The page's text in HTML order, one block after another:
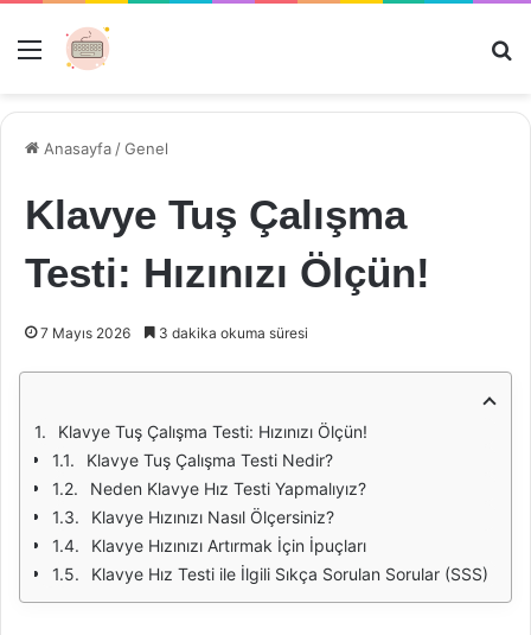
Menü
Anasayfa /Genel
Klavye Tuş Çalışma
Testi: Hızınızı Ölçün!
7 Mayıs 2026 3 dakika okuma süresi
Klavye Tuş Çalışma Testi: Hızınızı Ölçün!
Klavye Tuş Çalışma Testi Nedir?
Neden Klavye Hız Testi Yapmalıyız?
Klavye Hızınızı Nasıl Ölçersiniz?
Klavye Hızınızı Artırmak İçin İpuçları
Klavye Hız Testi ile İlgili Sıkça Sorulan Sorular (SSS)